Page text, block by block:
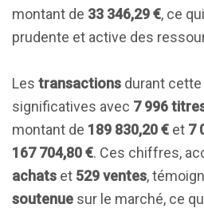
montant de 33 346,29 €, ce
prudente et active des
Les transactions durant
significatives avec 7 996
montant de 189 830,20 € et 7
167 704,80 €. Ces chiffres,
achats et 529 ventes,
soutenue sur le marché, ce